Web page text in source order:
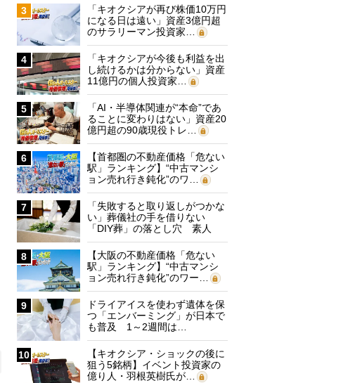
3
「キオクシアが再び株価10万円
になる日は遠い」資産3億円超
のサラリーマン投資家…
4
「キオクシアが今後も利益を出
し続けるかは分からない」資産
11億円の個人投資家…
5
「AI・半導体関連が“本命”であ
ることに変わりはない」資産20
億円超の90歳現役トレ…
6
【首都圏の不動産価格「危ない
駅」ランキング】“中古マンシ
ョン売れ行き鈍化”のワ…
7
「失敗すると取り返しがつかな
い」葬儀社の手を借りない
「DIY葬」の落とし穴 素人
に…
8
【大阪の不動産価格「危ない
駅」ランキング】“中古マンシ
ョン売れ行き鈍化”のワー…
9
ドライアイスを使わず遺体を保
つ「エンバーミング」が日本で
も普及 1～2週間は…
10
【キオクシア・ショックの後に
狙う5銘柄】イベント投資家の
億り人・羽根英樹氏が…